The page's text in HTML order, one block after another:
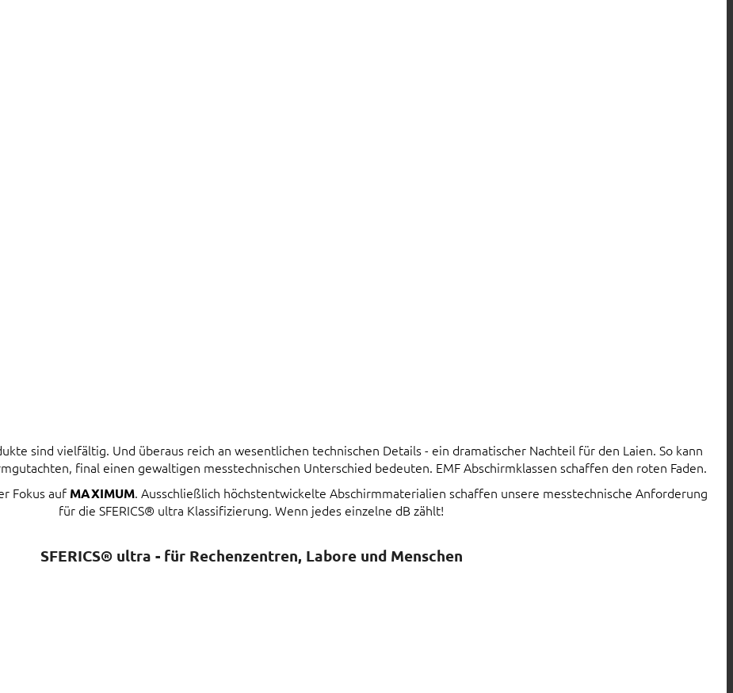
sind vielfältig. Und überaus reich an wesentlichen technischen Details - ein dramatischer Nachteil für den Laien. So kann
final einen gewaltigen messtechnischen Unterschied bedeuten. EMF Abschirmklassen schaffen den roten Faden.
Fokus auf MAXIMUM. Ausschließlich höchstentwickelte Abschirmmaterialien schaffen unsere messtechnische Anforderung
für die SFERICS® ultra Klassifizierung. Wenn jedes einzelne dB zählt!
SFERICS® ultra - für Rechenzentren, Labore und Menschen